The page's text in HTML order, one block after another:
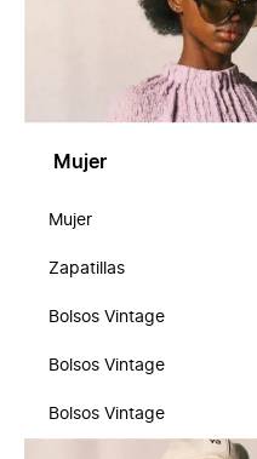
Mujer
Mujer
Zapatillas
Bolsos Vintage
Bolsos Vintage
Bolsos Vintage